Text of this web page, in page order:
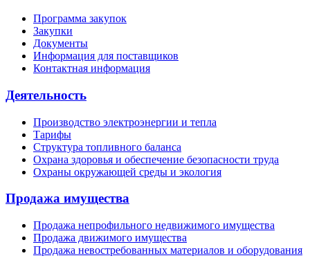
Программа закупок
Закупки
Документы
Информация для поставщиков
Контактная информация
Деятельность
Производство электроэнергии и тепла
Тарифы
Структура топливного баланса
Охрана здоровья и обеспечение безопасности труда
Охраны окружающей среды и экология
Продажа имущества
Продажа непрофильного недвижимого имущества
Продажа движимого имущества
Продажа невостребованных материалов и оборудования